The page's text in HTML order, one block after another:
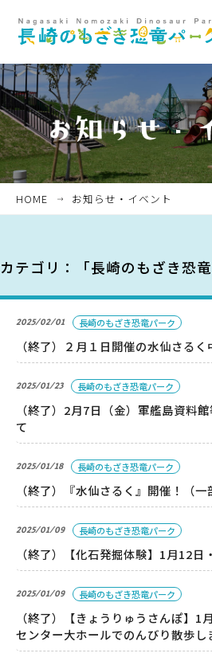
ホーム
お知らせ・イベント
長崎市恐竜博物館
水仙の丘
軍艦島資料館
野母崎文化センター
インフォメーションセンター
恐竜パーク体育館
よくある質問
周辺スポット
アクセス
HOME お知らせ・イベント
カテゴリ：「長崎のもざき恐竜
2025/02/01 長崎のもざき恐竜パーク
（終了）２月１日開催の水仙さる
2025/01/23 長崎のもざき恐竜パーク
（終了）2月7日（金）軍艦島資料
て
2025/01/18 長崎のもざき恐竜パーク
（終了）『水仙さるく』開催！（一
2025/01/09 長崎のもざき恐竜パーク
（終了）【化石発掘体験】1月12日
2025/01/09 長崎のもざき恐竜パーク
（終了）【きょうりゅうさんぽ】1
センター大ホールでのんびり散歩し